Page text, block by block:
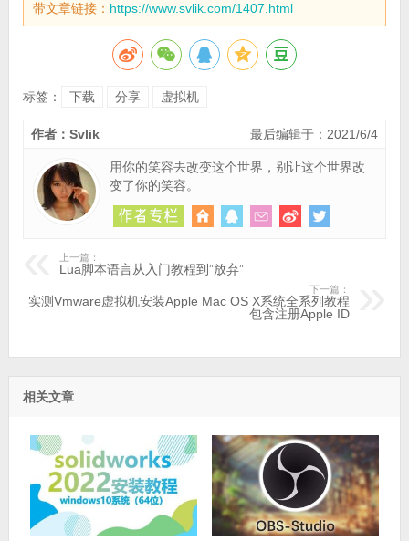
带文章链接： https://www.svlik.com/1407.html
标签： 下载 分享 虚拟机
最后编辑于：2021/6/4
作者：Svlik
用你的笑容去改变这个世界，别让这个世界改
变了你的笑容。
上一篇：
Lua脚本语言从入门教程到”放弃”
下一篇：
实测Vmware虚拟机安装Apple Mac OS X系统全系列教程
包含注册Apple ID
相关文章